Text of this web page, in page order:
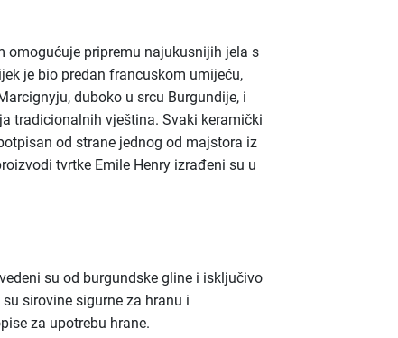
omogućuje pripremu najukusnijih jela s
je bio predan francuskom umijeću,
duboko u srcu Burgundije, i
tradicionalnih vještina. Svaki keramički
od strane jednog od majstora iz
tvrtke Emile Henry izrađeni su u
su od burgundske gline i isključivo
sirovine sigurne za hranu i
za upotrebu hrane.